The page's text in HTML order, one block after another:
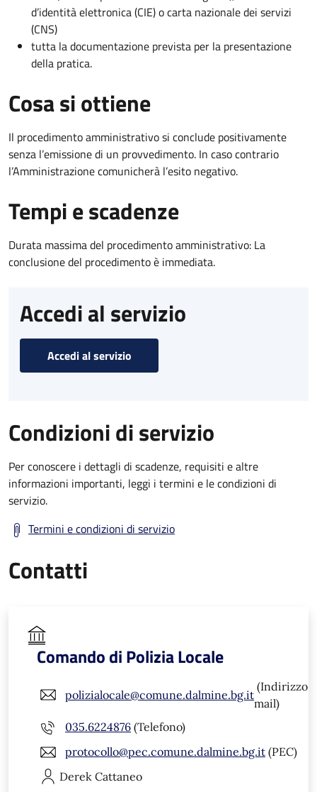
d’identità elettronica (CIE) o carta nazionale dei servizi
(CNS)
tutta la documentazione prevista per la presentazione
della pratica.
Cosa si ottiene
Il procedimento amministrativo si conclude positivamente
senza l’emissione di un provvedimento. In caso contrario
l’Amministrazione comunicherà l’esito negativo.
Tempi e scadenze
Durata massima del procedimento amministrativo: La
conclusione del procedimento è immediata.
Accedi al servizio
Accedi al servizio
Condizioni di servizio
Per conoscere i dettagli di scadenze, requisiti e altre
informazioni importanti, leggi i termini e le condizioni di
servizio.
Termini e condizioni di servizio
Contatti
Comando di Polizia Locale
polizialocale@comune.dalmine.bg.it
(Indirizzo
mail)
035.6224876 (Telefono)
protocollo@pec.comune.dalmine.bg.it (PEC)
Derek Cattaneo